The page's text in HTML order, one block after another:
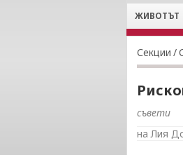
ЖИВОТЪТ
Секции /
съвети
на Лия